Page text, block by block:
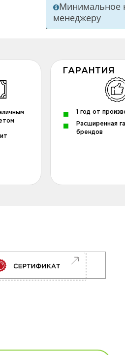
Минимальное
менеджеру
ГАРАНТИЯ
1 год от
Расширенная
брендов